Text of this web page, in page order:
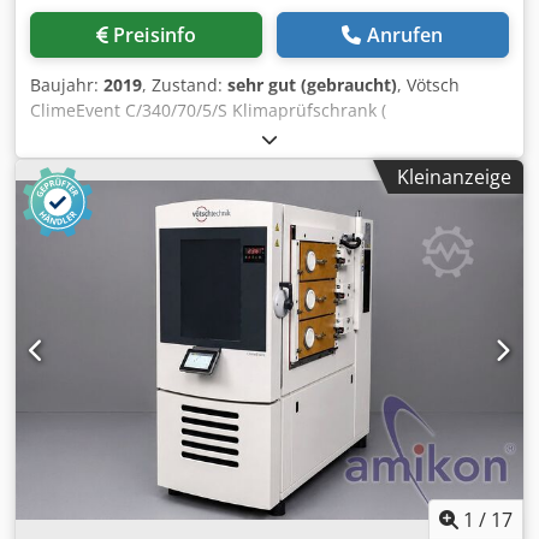
Umgebungstemperatur +5 °C bis +50 °C
Kondenswassertest: Umgebungstemperatur +5 °C bis +42
Umgebungstemperatur +5 °C bis +70 °C Feuchtebereich
Klimatest: 20 bis 98 % r. F. Feuchtebereich Trocknung /
Belüftung: < 30 % r. F. Taupunktbereich: +12 °C bis +69 °C
Verbrauchsdaten: Dksdpfx Aajzqab Te Ujr
Wasserverbrauch Salzsprühprüfung: ca. 0,4 l/h
Wasserverbrauch Kondenswassertest: ca. 34 l Verbrauch
Sprühlösung: ca. 0,9 l/h Druckluftverbrauch
Salzsprühprüfung: ca. 1,4 m³/h Druckluftverbrauch
Belüften: ca. 7,0 m³/h Temperaturkonstanz: ±1,0 K
Ausstattung: Touchscreen-Steuerung Ringspülluft-System
Klimawechseltest-Funktion nach VDA 621-415
Salzsprühprüfung Kondenswasserprüfung
Temperaturprüfung Klimaprüfung Trocknungs- und
Belüftungsfunktion Luftgekühltes Kühlsystem Ethernet-
Schnittstelle Automatische Prüfprogramme
Transportdaten: Abmessungen (B × T × H): ca. 2.925 × 980
× 1.370 mm Transportmaße (B × T × H): ca. 2.925 × 1.880 ×
1.370 mm Gewicht: ca. 650 kg Zustand: Gebraucht / Used
Preisinfo Anrufen
Baujahr: 2019, Zustand: sehr gut (gebraucht), Vötsch
ClimeEvent C/340/70/5/S Klimaprüfschrank (
Sonderausführung ) !! Hersteller: Vötsch Industrietechnik
GmbH Typ: ClimeEvent C/340/70/5/S Baujahr: 2019
Maschinentyp: Klimaprüfschrank / Temperatur- und
Feuchteprüfschrank Prüfkammervolumen: ca. 340 Liter
Beschreibung Zum Verkauf steht ein gebrauchter Vötsch
ClimeEvent C/340/70/5/S Temperatur- und
Klimaprüfschrank aus dem Baujahr 2019. Bei diesem Gerät
handelt es sich um eine seltene Sonderausführung mit
drei seitlich ausziehbaren teleskopischen Prüfschubladen.
Die Prüflinge können komfortabel außerhalb des
Prüfraums vorbereitet, angeschlossen und anschließend
in den Prüfraum eingeschoben werden. Dadurch eignet
sich die Anlage besonders für Serienprüfungen,
Entwicklungsaufgaben, Langzeitversuche sowie
Anwendungen mit häufigem Probenwechsel. Jede
Prüfschublade verfügt über einen Edelstahl-Gitterkorb
Kleinanzeige
1 / 17